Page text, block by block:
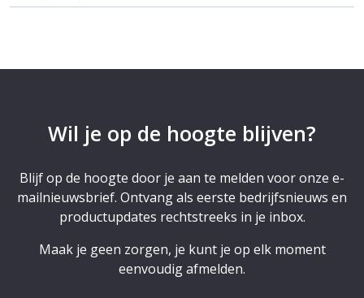
Wil je op de hoogte blijven?
Blijf op de hoogte door je aan te melden voor onze e-
mailnieuwsbrief. Ontvang als eerste bedrijfsnieuws en
productupdates rechtstreeks in je inbox.
Maak je geen zorgen, je kunt je op elk moment
eenvoudig afmelden.